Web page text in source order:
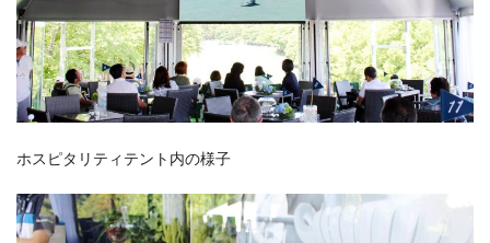
ホスピタリティテント内の様子